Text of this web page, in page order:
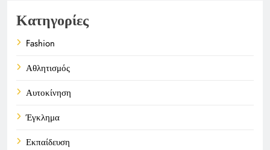
Κατηγορίες
Fashion
Αθλητισμός
Αυτοκίνηση
Έγκλημα
Εκπαίδευση